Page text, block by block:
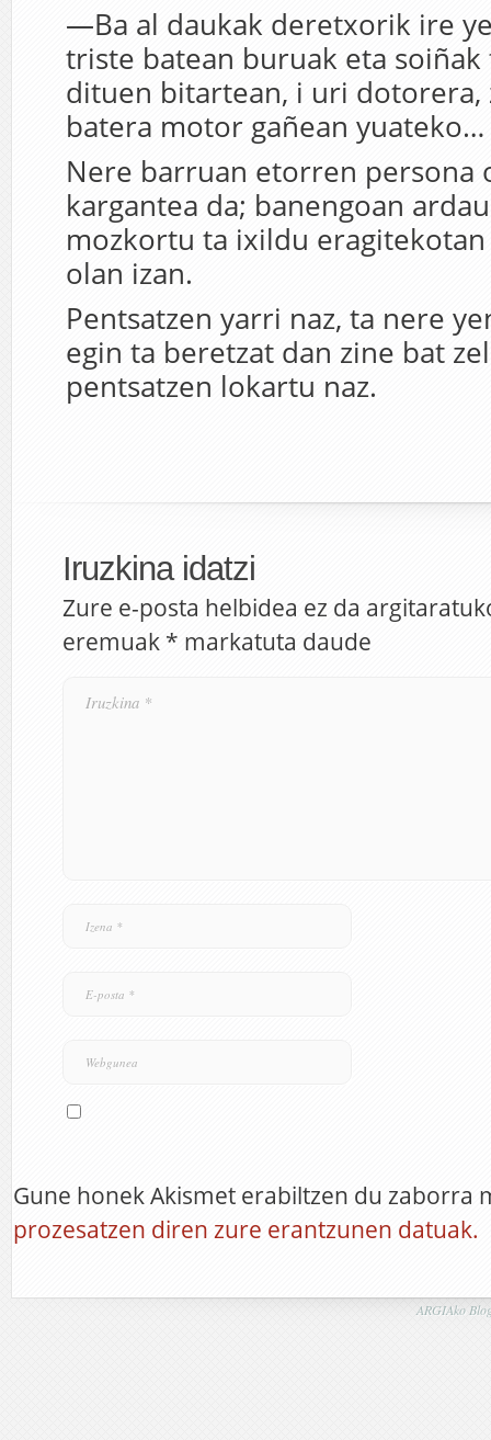
—Ba al daukak deretxorik ire
triste batean buruak eta
dituen bitartean, i uri dotorera,
batera motor gañean yuateko…
Nere barruan etorren persona
kargantea da; banengoan
mozkortu ta ixildu eragitekotan
olan izan.
Pentsatzen yarri naz, ta nere
egin ta beretzat dan zine bat
pentsatzen lokartu naz.
Iruzkina idatzi
Zure e-posta helbidea ez da
eremuak * markatuta daude
Gune honek Akismet erabiltzen du zaborra
prozesatzen diren zure erantzunen datuak.
ARGIAko